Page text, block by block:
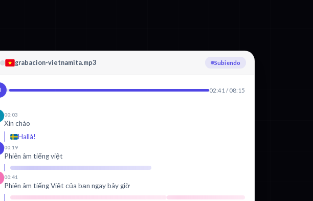
grabacion-vietnamita.mp3 Transcribiendo Vietnamita
02:41 / 08:15
00:03
Xin chào
Hallå!
00:19
Phiên âm tiếng việt
00:41
Phiên âm tiếng Việt của bạn ngay bây giờ